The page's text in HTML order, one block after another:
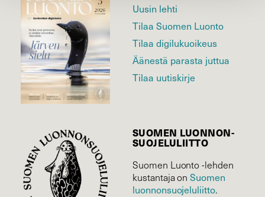
Uusin lehti
Tilaa Suomen Luonto
Tilaa digilukuoikeus
Äänestä parasta juttua
Tilaa uutiskirje
SUOMEN LUONNON­
SUOJELU­LIITTO
Suomen Luonto -lehden
kustantaja onSuomen
luonnonsuojelu­liitto.